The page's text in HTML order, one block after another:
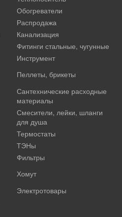
Обогреватели
Распродажа
Канализация
Фитинги стальные, чугунные
Инструмент
Пеллеты, брикеты
Сантехнические расходные
материалы
Смесители, лейки, шланги
для душа
Термостаты
ТЭНы
Фильтры
Хомут
Электротовары